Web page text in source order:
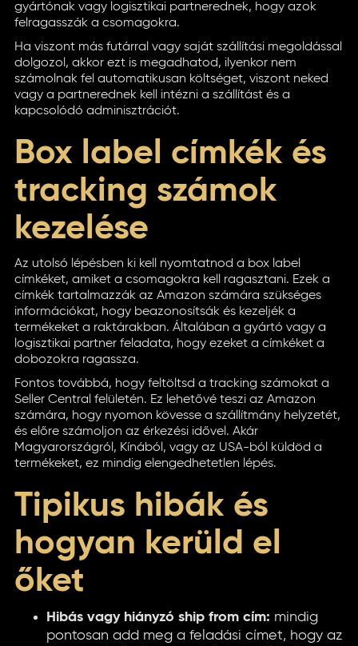
gyártónak vagy logisztikai partnerednek, hogy azok
felragasszák a csomagokra.
Ha viszont más futárral vagy saját szállítási megoldással
dolgozol, akkor ezt is megadhatod, ilyenkor nem
számolnak fel automatikusan költséget, viszont neked
vagy a partnerednek kell intézni a szállítást és a
kapcsolódó adminisztrációt.
Box label címkék és
tracking számok
kezelése
Az utolsó lépésben ki kell nyomtatnod a box label
címkéket, amiket a csomagokra kell ragasztani. Ezek a
címkék tartalmazzák az Amazon számára szükséges
információkat, hogy beazonosítsák és kezeljék a
termékeket a raktárakban. Általában a gyártó vagy a
logisztikai partner feladata, hogy ezeket a címkéket a
dobozokra ragassza.
Fontos továbbá, hogy feltöltsd a tracking számokat a
Seller Central felületén. Ez lehetővé teszi az Amazon
számára, hogy nyomon kövesse a szállítmány helyzetét,
és előre számoljon az érkezési idővel. Akár
Magyarországról, Kínából, vagy az USA-ból küldöd a
termékeket, ez mindig elengedhetetlen lépés.
Tipikus hibák és
hogyan kerüld el
őket
Hibás vagy hiányzó ship from cím: mindig
pontosan add meg a feladási címet, hogy az